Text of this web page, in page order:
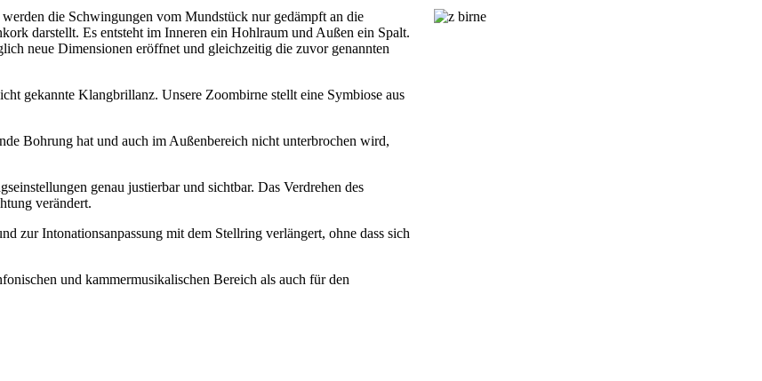
die Schwingungen vom Mundstück nur gedämpft an die
darstellt. Es entsteht im Inneren ein Hohlraum und Außen ein Spalt.
neue Dimensionen eröffnet und gleichzeitig die zuvor genannten
gekannte Klangbrillanz. Unsere Zoombirne stellt eine Symbiose aus
Bohrung hat und auch im Außenbereich nicht unterbrochen wird,
genau justierbar und sichtbar. Das Verdrehen des
verändert.
zur Intonationsanpassung mit dem Stellring verlängert, ohne dass sich
und kammermusikalischen Bereich als auch für den